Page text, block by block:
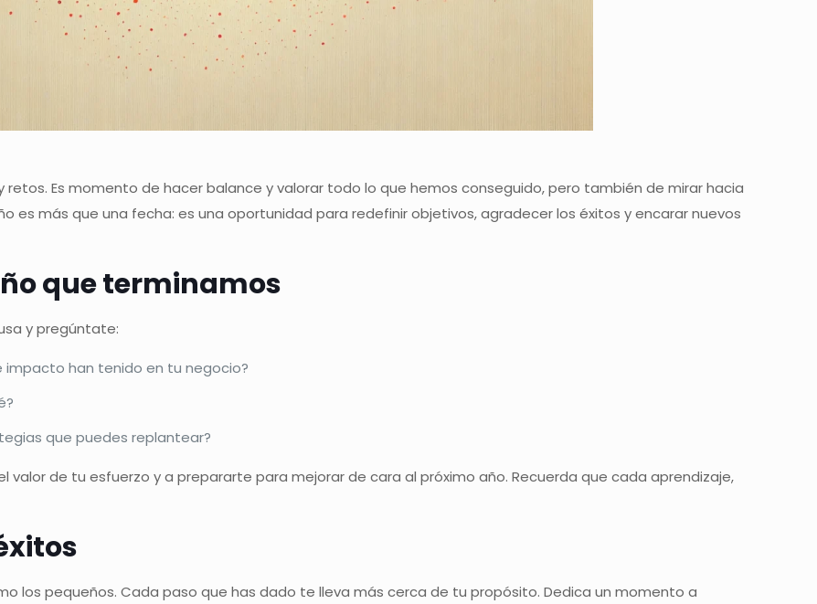
retos. Es momento de hacer balance y valorar todo lo que hemos conseguido, pero también de mirar hacia
es más que una fecha: es una oportunidad para redefinir objetivos, agradecer los éxitos y encarar nuevos
que terminamos
y pregúntate:
impacto han tenido en tu negocio?
que puedes replantear?
valor de tu esfuerzo y a prepararte para mejorar de cara al próximo año. Recuerda que cada aprendizaje,
los pequeños. Cada paso que has dado te lleva más cerca de tu propósito. Dedica un momento a